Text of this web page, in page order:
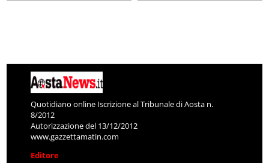
Quotidiano online Iscrizione al Tribunale di Aosta n.
8/2012
Autorizzazione del 13/12/2012
www.gazzettamatin.com
Editore